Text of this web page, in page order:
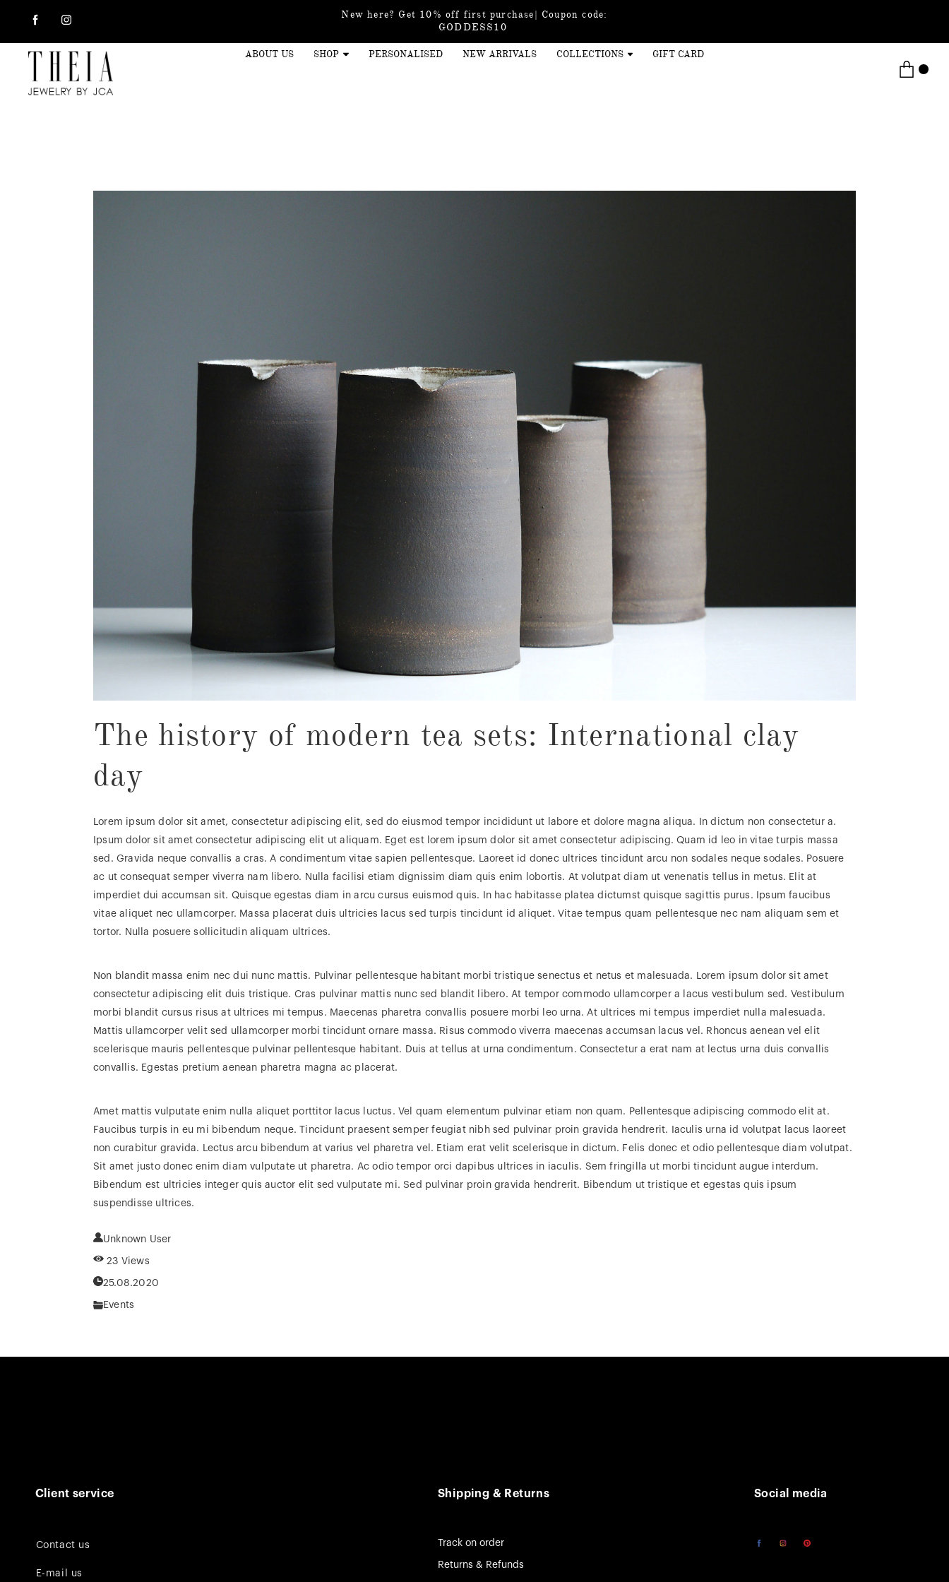
New here? Get 10% off first purchase| Coupon code:
GODDESS10
ABOUT US SHOP PERSONALISED NEW ARRIVALS COLLECTIONS GIFT CARD
The history of modern tea sets: International clay
day
Lorem ipsum dolor sit amet, consectetur adipiscing elit, sed do eiusmod tempor incididunt ut labore et dolore magna aliqua. In dictum non consectetur a.
Ipsum dolor sit amet consectetur adipiscing elit ut aliquam. Eget est lorem ipsum dolor sit amet consectetur adipiscing. Quam id leo in vitae turpis massa
sed. Gravida neque convallis a cras. A condimentum vitae sapien pellentesque. Laoreet id donec ultrices tincidunt arcu non sodales neque sodales. Posuere
ac ut consequat semper viverra nam libero. Nulla facilisi etiam dignissim diam quis enim lobortis. At volutpat diam ut venenatis tellus in metus. Elit at
imperdiet dui accumsan sit. Quisque egestas diam in arcu cursus euismod quis. In hac habitasse platea dictumst quisque sagittis purus. Ipsum faucibus
vitae aliquet nec ullamcorper. Massa placerat duis ultricies lacus sed turpis tincidunt id aliquet. Vitae tempus quam pellentesque nec nam aliquam sem et
tortor. Nulla posuere sollicitudin aliquam ultrices.
Non blandit massa enim nec dui nunc mattis. Pulvinar pellentesque habitant morbi tristique senectus et netus et malesuada. Lorem ipsum dolor sit amet
consectetur adipiscing elit duis tristique. Cras pulvinar mattis nunc sed blandit libero. At tempor commodo ullamcorper a lacus vestibulum sed. Vestibulum
morbi blandit cursus risus at ultrices mi tempus. Maecenas pharetra convallis posuere morbi leo urna. At ultrices mi tempus imperdiet nulla malesuada.
Mattis ullamcorper velit sed ullamcorper morbi tincidunt ornare massa. Risus commodo viverra maecenas accumsan lacus vel. Rhoncus aenean vel elit
scelerisque mauris pellentesque pulvinar pellentesque habitant. Duis at tellus at urna condimentum. Consectetur a erat nam at lectus urna duis convallis
convallis. Egestas pretium aenean pharetra magna ac placerat.
Amet mattis vulputate enim nulla aliquet porttitor lacus luctus. Vel quam elementum pulvinar etiam non quam. Pellentesque adipiscing commodo elit at.
Faucibus turpis in eu mi bibendum neque. Tincidunt praesent semper feugiat nibh sed pulvinar proin gravida hendrerit. Iaculis urna id volutpat lacus laoreet
non curabitur gravida. Lectus arcu bibendum at varius vel pharetra vel. Etiam erat velit scelerisque in dictum. Felis donec et odio pellentesque diam volutpat.
Sit amet justo donec enim diam vulputate ut pharetra. Ac odio tempor orci dapibus ultrices in iaculis. Sem fringilla ut morbi tincidunt augue interdum.
Bibendum est ultricies integer quis auctor elit sed vulputate mi. Sed pulvinar proin gravida hendrerit. Bibendum ut tristique et egestas quis ipsum
suspendisse ultrices.
Unknown User
23 Views
25.08.2020
Events
Client service
Contact us
E-mail us
Shipping & Returns
Track on order
Returns & Refunds
Social media